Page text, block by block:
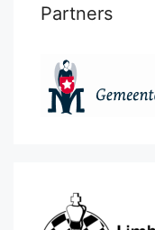
Partners